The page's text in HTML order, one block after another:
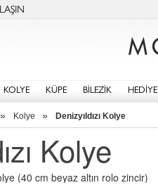
KOLYE KÜPE BİLEZİK HEDİYE
» Kolye » Denizyıldızı Kolye
Kolye
(40 cm beyaz altın rolo zincir)